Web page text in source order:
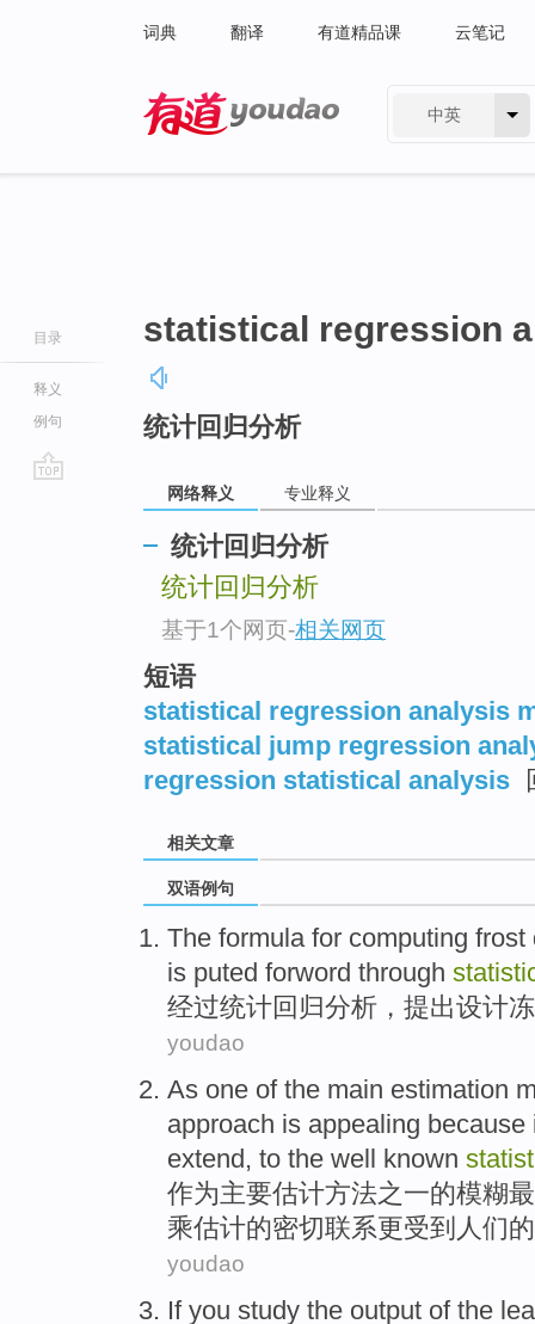
词典 翻译 有道精品课 云笔记
中英
目录
释义
例句
statistical regression
统计回归分析
网络释义 专业释义
统计回归分析
统计回归分析
基于1个网页-相关网页
短语
statistical regression analysis
statistical jump regression
regression statistical analysis
相关文章
双语例句
The formula for computing frost
is puted forword through
经过统计回归分析， 提出设计冻
youdao
As one of the main estimation
approach is appealing because
extend, to the well known
作为主要估计方法之一的模糊
乘估计的密切联系更受到人们
youdao
If you study the output ofthe